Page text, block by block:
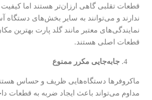
قطعات تقلبی گاهی ارزان‌تر هستند اما کیفیت و
ندارند و می‌توانند به سایر بخش‌های دستگاه
نمایندگی‌های معتبر مانند گلد پارت بهترین
قطعات اصلی هستند.
جابه‌جایی مکرر ممنوع
ماکروفرها دستگاه‌هایی ظریف و حساس
مداوم می‌تواند باعث ایجاد ضربه به قطعات